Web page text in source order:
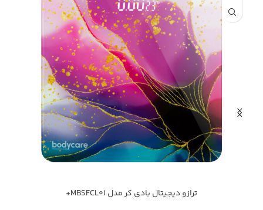
ترازو دیجیتال بادی کر مدل MBSFCL01+